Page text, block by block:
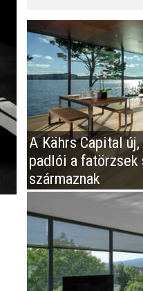
A Kährs Capital
padlói a fatörzsek
származnak